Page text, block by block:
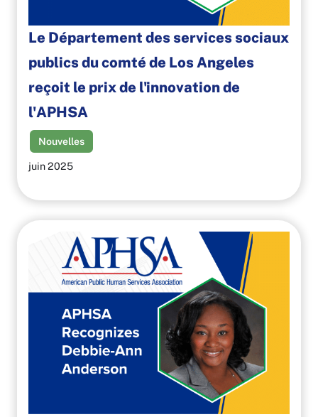
Le Département des services sociaux
publics du comté de Los Angeles
reçoit le prix de l'innovation de
l'APHSA
Nouvelles
juin 2025